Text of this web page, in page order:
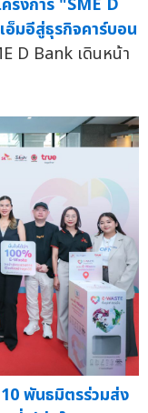
มอีสู่ธุรกิจคาร์บอน
D Bank เดินหน้า
พันธมิตรร่วมส่ง